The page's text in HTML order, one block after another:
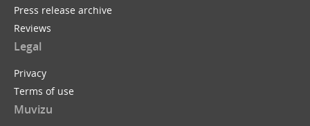
Press release archive
Reviews
Legal
Privacy
Terms of use
Muvizu